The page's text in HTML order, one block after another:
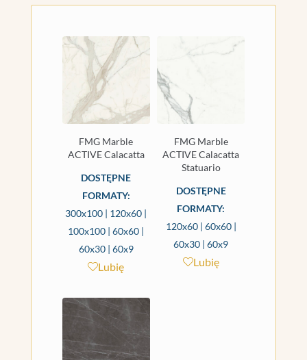
FMG Marble
ACTIVE Calacatta
DOSTĘPNE
FORMATY:
300x100 | 120x60 |
100x100 | 60x60 |
60x30 | 60x9
Lubię
FMG Marble
ACTIVE Calacatta
Statuario
DOSTĘPNE
FORMATY:
120x60 | 60x60 |
60x30 | 60x9
Lubię